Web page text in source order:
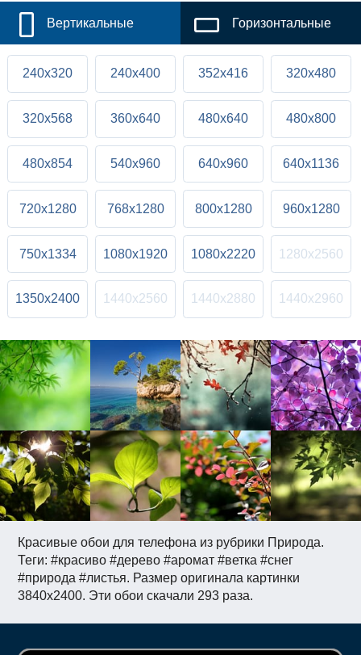
Красивые обои для телефона из рубрики Природа.
Теги: #красиво #дерево #аромат #ветка #снег
#природа #листья. Размер оригинала картинки
3840x2400. Эти обои скачали 293 раза.
Вертикальные Горизонтальные
240x320 240x400 352x416 320x480
320x568 360x640 480x640 480x800
480x854 540x960 640x960 640x1136
720x1280 768x1280 800x1280 960x1280
750x1334 1080x1920 1080x2220 1280x2560
1350x2400 1440x2560 1440x2880 1440x2960